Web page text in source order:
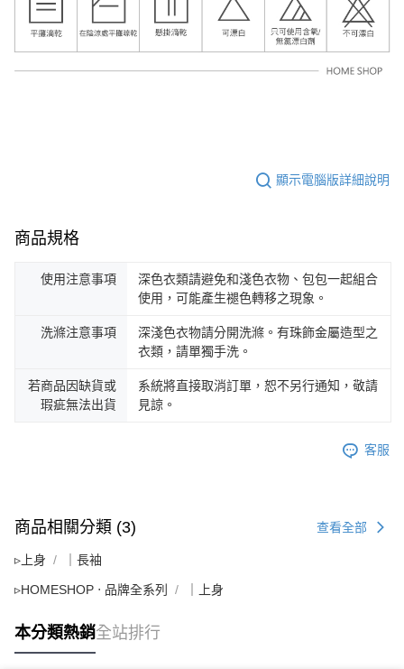
顯示電腦版詳細說明
商品規格
使用注意事項
深色衣類請避免和淺色衣物、包包一起組合
使用，可能產生褪色轉移之現象。
洗滌注意事項
深淺色衣物請分開洗滌。有珠飾金屬造型之
衣類，請單獨手洗。
若商品因缺貨或
瑕疵無法出貨
系統將直接取消訂單，恕不另行通知，敬請
見諒。
客服
商品相關分類 (3) 查看全部
▹上身 ｜長袖
▹HOMESHOP ‧ 品牌全系列 ｜上身
本分類熱銷全站排行